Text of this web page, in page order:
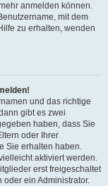
anmelden können.
mit dem
zu erhalten, wenden
und das richtige
gibt es zwei
haben, dass Sie
oder Ihrer
Sie erhalten haben.
aktiviert werden.
erst freigeschaltet
ein Administrator.